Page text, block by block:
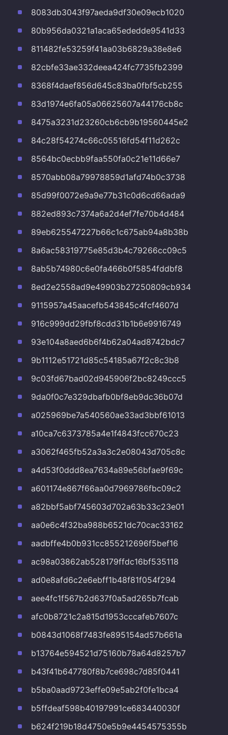
8083db3043f97aeda9df30e09ecb1020
80b956da0321a1aca65ededde9541d33
811482fe53259f41aa03b6829a38e8e6
82cbfe33ae332deea424fc7735fb2399
8368f4daef856d645c83ba0fbf5cb255
83d1974e6fa05a06625607a44176cb8c
8475a3231d23260cb6cb9b19560445e2
84c28f54274c66c05516fd54f11d262c
8564bc0ecbb9faa550fa0c21e11d66e7
8570abb08a79978859d1afd74b0c3738
85d99f0072e9a9e77b31c0d6cd66ada9
882ed893c7374a6a2d4ef7fe70b4d484
89eb625547227b66c1c675ab94a8b38b
8a6ac58319775e85d3b4c79266cc09c5
8ab5b74980c6e0fa466b0f5854fddbf8
8ed2e2558ad9e49903b27250809cb934
9115957a45aacefb543845c4fcf4607d
916c999dd29fbf8cdd31b1b6e9916749
93e104a8aed6b6f4b62a04ad8742bdc7
9b1112e51721d85c54185a67f2c8c3b8
9c03fd67bad02d945906f2bc8249ccc5
9da0f0c7e329dbafb0bf8eb9dc36b07d
a025969be7a540560ae33ad3bbf61013
a10ca7c6373785a4e1f4843fcc670c23
a3062f465fb52a3a3c2e08043d705c8c
a4d53f0ddd8ea7634a89e56bfae9f69c
a601174e867f66aa0d7969786fbc09c2
a82bbf5abf745603d702a63b33c23e01
aa0e6c4f32ba988b6521dc70cac33162
aadbffe4b0b931cc855212696f5bef16
ac98a03862ab528179ffdc16bf535118
ad0e8afd6c2e6ebff1b48f81f054f294
aee4fc1f567b2d637f0a5ad265b7fcab
afc0b8721c2a815d1953cccafeb7607c
b0843d1068f7483fe895154ad57b661a
b13764e594521d75160b78a64d8257b7
b43f41b647780f8b7ce698c7d85f0441
b5ba0aad9723effe09e5ab2f0fe1bca4
b5ffdeaf598b40197991ce683440030f
b624f219b18d4750e5b9e4454575355b